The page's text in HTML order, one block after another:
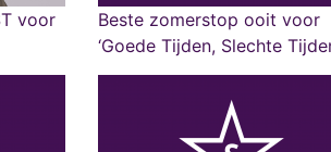
voor
Beste zomerstop ooit voor
‘Goede Tijden, Slechte